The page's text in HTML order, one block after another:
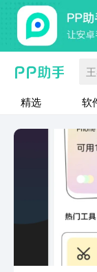
精选 软